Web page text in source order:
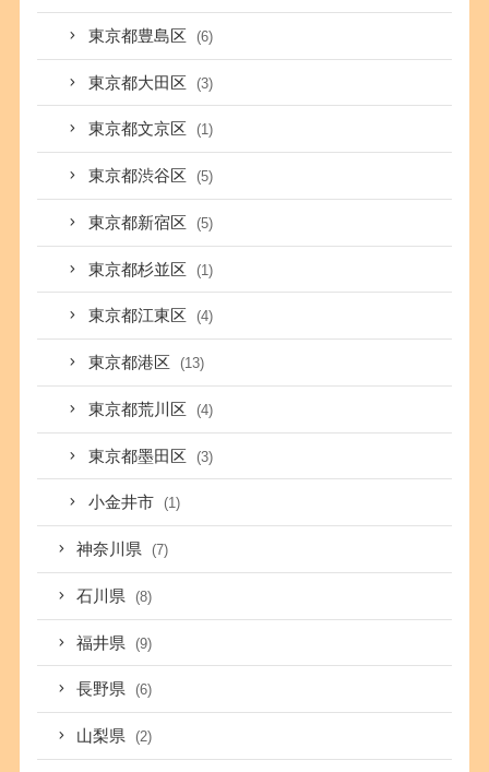
東京都豊島区 (6)
東京都大田区 (3)
東京都文京区 (1)
東京都渋谷区 (5)
東京都新宿区 (5)
東京都杉並区 (1)
東京都江東区 (4)
東京都港区 (13)
東京都荒川区 (4)
東京都墨田区 (3)
小金井市 (1)
神奈川県 (7)
石川県 (8)
福井県 (9)
長野県 (6)
山梨県 (2)